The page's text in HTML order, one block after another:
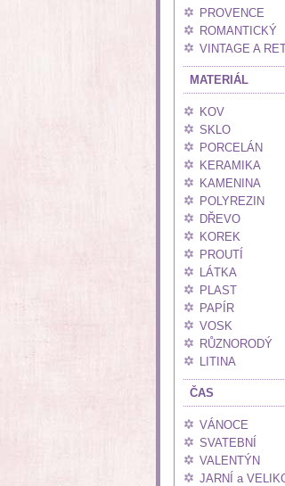
PROVENCE
ROMANTICKÝ
VINTAGE A
MATERIÁL
KOV
SKLO
PORCELÁN
KERAMIKA
KAMENINA
POLYREZIN
DŘEVO
KOREK
PROUTÍ
LÁTKA
PLAST
PAPÍR
VOSK
RŮZNORODÝ
LITINA
ČAS
VÁNOCE
SVATEBNÍ
VALENTÝN
JARNÍ a